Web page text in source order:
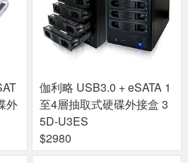
外
伽利略 USB3.0 + eSATA 1
至4層抽取式硬碟外接盒 3
5D-U3ES
$2980